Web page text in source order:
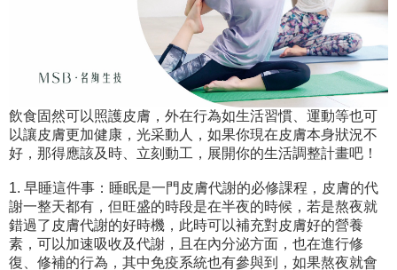
飲食固然可以照護皮膚，外在行為如生活習慣、運動等也可
以讓皮膚更加健康，光采動人，如果你現在皮膚本身狀況不
好，那得應該及時、立刻動工，展開你的生活調整計畫吧！
1. 早睡這件事：睡眠是一門皮膚代謝的必修課程，皮膚的代
謝一整天都有，但旺盛的時段是在半夜的時候，若是熬夜就
錯過了皮膚代謝的好時機，此時可以補充對皮膚好的營養
素，可以加速吸收及代謝，且在內分泌方面，也在進行修
復、修補的行為，其中免疫系統也有參與到，如果熬夜就會